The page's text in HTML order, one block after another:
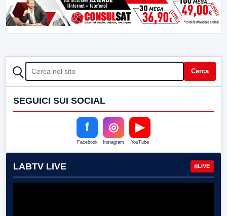
CERCA Cerca
SEGUICI SUI SOCIAL
f
Facebook
◎
Instagram
▶
YouTube
LABTV LIVE LIVE